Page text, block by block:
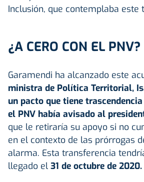
Inclusión, que contemplaba este
¿A CERO CON EL PNV?
Garamendi ha alcanzado este
ministra de Política Territorial,
un pacto que tiene
el PNV había avisado al
que le retiraría su apoyo si no
en el contexto de las prórrogas
alarma. Esta transferencia
llegado el 31 de octubre de 2020.